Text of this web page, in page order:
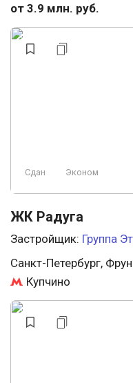
от 3.9 млн. руб.
Сдан Эконом
ЖК Радуга
Застройщик: Группа
Санкт-Петербург,
Купчино